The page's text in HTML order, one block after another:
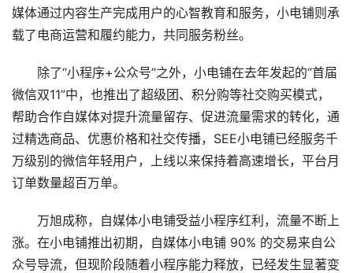
媒体通过内容生产完成用户的心智教育和服务，小电铺则承
载了电商运营和履约能力，共同服务粉丝。
除了“小程序+公众号”之外，小电铺在去年发起的“首届
微信双11”中，也推出了超级团、积分购等社交购买模式，
帮助合作自媒体对提升流量留存、促进流量需求的转化，通
过精选商品、优惠价格和社交传播，SEE小电铺已经服务千
万级别的微信年轻用户，上线以来保持着高速增长，平台月
订单数量超百万单。
万旭成称，自媒体小电铺受益小程序红利，流量不断上
涨。在小电铺推出初期，自媒体小电铺 90% 的交易来自公
众号导流，但现阶段随着小程序能力释放，已经发生显著变